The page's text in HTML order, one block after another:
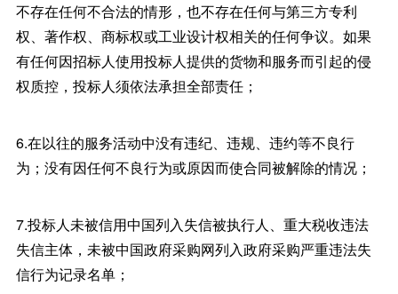
不存在任何不合法的情形，也不存在任何与第三方专利
权、著作权、商标权或工业设计权相关的任何争议。如果
有任何因招标人使用投标人提供的货物和服务而引起的侵
权质控，投标人须依法承担全部责任；
6.在以往的服务活动中没有违纪、违规、违约等不良行
为；没有因任何不良行为或原因而使合同被解除的情况；
7.投标人未被信用中国列入失信被执行人、重大税收违法
失信主体，未被中国政府采购网列入政府采购严重违法失
信行为记录名单；